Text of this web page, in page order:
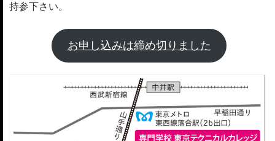
持参下さい。
お申し込みは締め切りました